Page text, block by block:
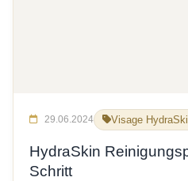
29.06.2024 Visage
HydraSkin
Schritt